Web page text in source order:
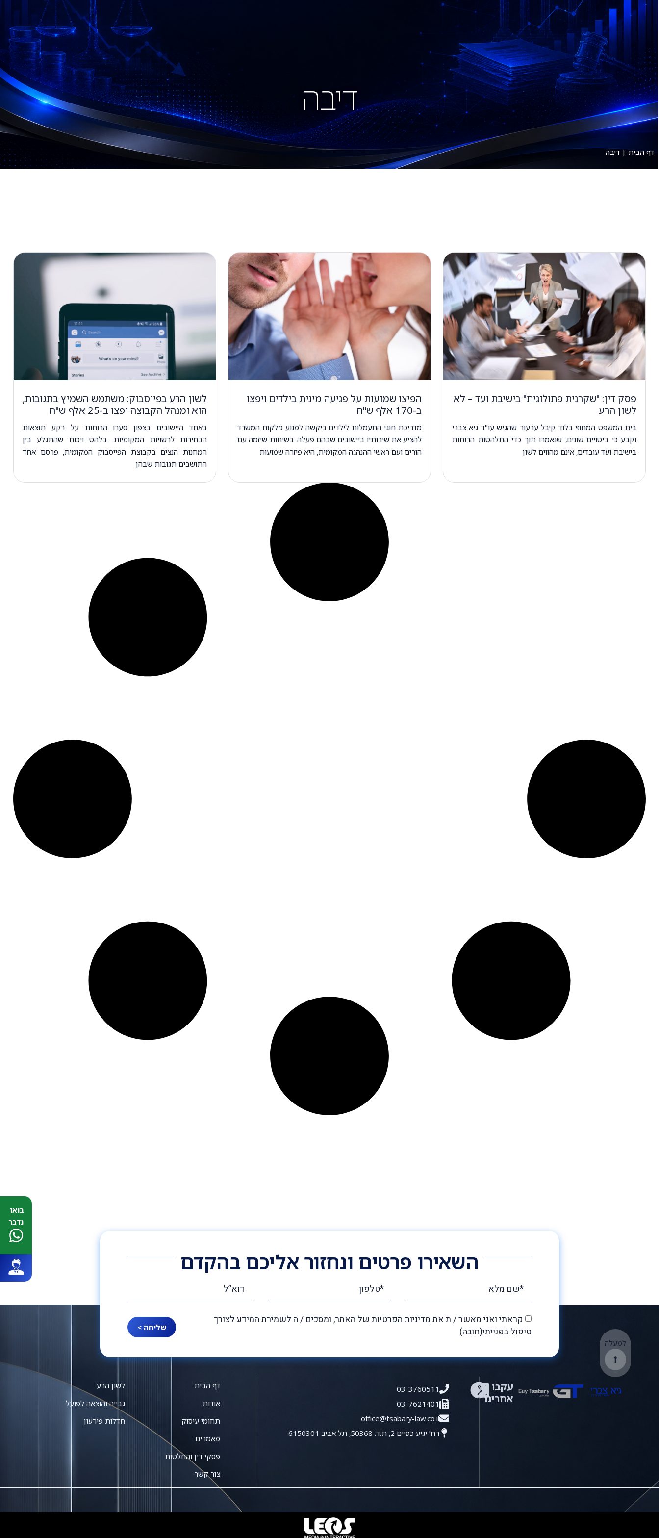
אודות תחומי עיסוק
03-
3760511
דיבה
דף הבית|דיבה
פסק דין: "שקרנית פתולוגית" בישיבת ועד – לא
לשון הרע
בית המשפט המחוזי בלוד קיבל ערעור שהגיש עו"ד גיא צברי
וקבע כי ביטויים שונים, שנאמרו תוך כדי התלהטות הרוחות
בישיבת ועד עובדים, אינם מהווים לשון
הפיצו שמועות על פגיעה מינית בילדים ויפצו
ב-170 אלף ש"ח
מדריכת חוגי התעמלות לילדים ביקשה למנוע מלקוח המשרד
להציע את שירותיו ביישובים שבהם פעלה. בשיחות שיזמה עם
הורים ועם ראשי ההנהגה המקומית, היא פיזרה שמועות
לשון הרע בפייסבוק: משתמש השמיץ בתגובות,
הוא ומנהל הקבוצה יפצו ב-25 אלף ש"ח
באחד היישובים בצפון סערו הרוחות על רקע תוצאות
הבחירות לרשויות המקומיות. בלהט ויכוח שהתגלע בין
המחנות הנצים בקבוצת הפייסבוק המקומית, פרסם אחד
התושבים תגובות שבהן
השאירו פרטים ונחזור אליכם בהקדם
קראתי ואני מאשר / ת אתמדיניות הפרטיותשל האתר, ומסכים / ה לשמירת המידע לצורך
טיפול בפנייתי(חובה)
שליחה >
עקבו
אחרינו
03-3760511
03-7621401
office@tsabary-law.co.il
רח' יגיע כפיים 2, ת.ד. 50368, תל אביב 6150301
דף הבית
אודות
תחומי עיסוק
מאמרים
פסקי דין והחלטות
צור קשר
לשון הרע
גבייה והוצאה לפועל
חדלות פירעון
למעלה
בואו
נדבר